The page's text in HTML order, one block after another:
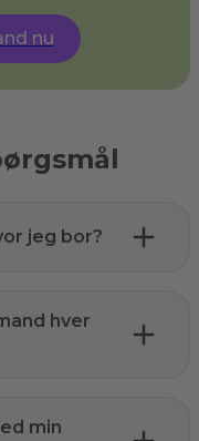
nu
jeg bor?
hver
min